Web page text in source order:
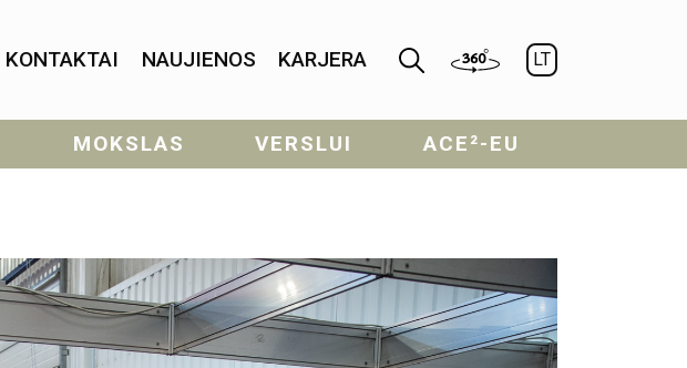
KONTAKTAI NAUJIENOS KARJERA LT
MOKSLAS VERSLUI ACE²-EU